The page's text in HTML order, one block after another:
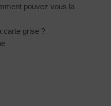
pouvez vous la
carte grise ?